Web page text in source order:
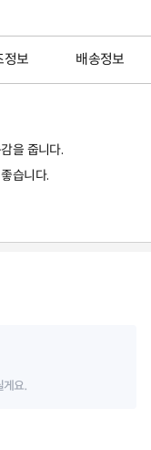
정보 배송정보
을 줍니다.
습니다.